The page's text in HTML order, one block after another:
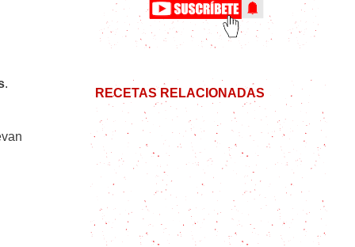
.
RECETAS RELACIONADAS
Lomo a la Pimienta: La receta
definitiva para que te salga
perfecto
Un plato abundante y sabroso para
compartir: la suprema Maryland